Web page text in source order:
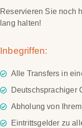
Reservieren Sie noch
lang halten!
Inbegriffen:
Alle Transfers in
Deutschsprachiger
Abholung von
Eintrittsgelder zu